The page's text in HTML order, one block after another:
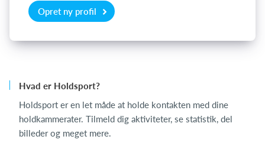
Opret ny profil
Hvad er Holdsport?
Holdsport er en let måde at holde kontakten med dine
holdkammerater. Tilmeld dig aktiviteter, se statistik, del
billeder og meget mere.